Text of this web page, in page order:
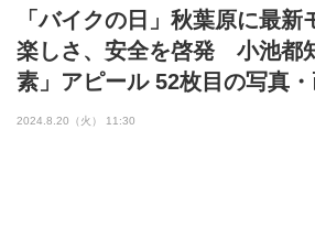
「バイクの日」秋葉原に最新
楽しさ、安全を啓発 小池都
素」アピール 52枚目の写真
2024.8.20（火） 11:30